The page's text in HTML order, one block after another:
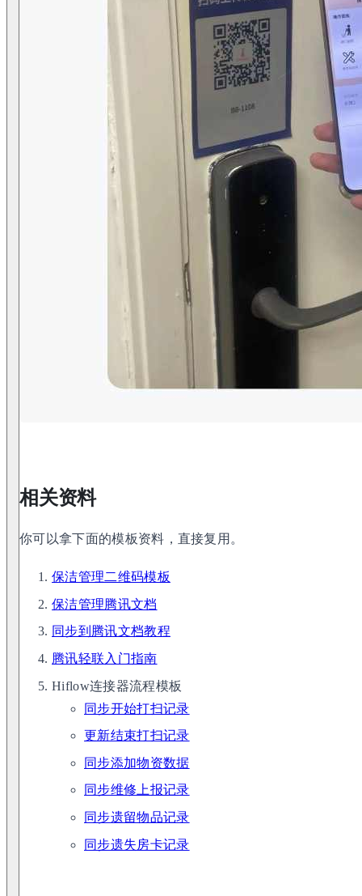
相关资料
你可以拿下面的模板资料，直接复用。
保洁管理二维码模板
保洁管理腾讯文档
同步到腾讯文档教程
腾讯轻联入门指南
Hiflow连接器流程模板
同步开始打扫记录
更新结束打扫记录
同步添加物资数据
同步维修上报记录
同步遗留物品记录
同步遗失房卡记录